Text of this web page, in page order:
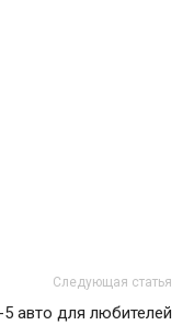
Следующая статья
авто для любителей